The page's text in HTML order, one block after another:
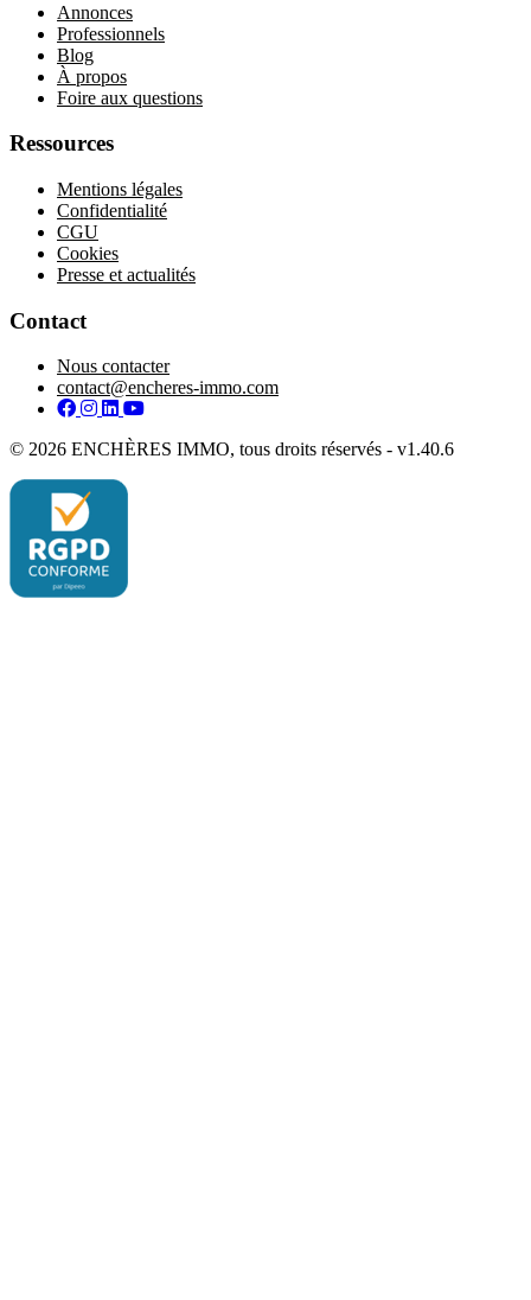
Annonces
Professionnels
Blog
À propos
Foire aux questions
Ressources
Mentions légales
Confidentialité
CGU
Cookies
Presse et actualités
Contact
Nous contacter
contact@encheres-immo.com
Facebook
Instagram
LinkedIn
YouTube
© 2026 ENCHÈRES IMMO, tous droits réservés - v1.40.6